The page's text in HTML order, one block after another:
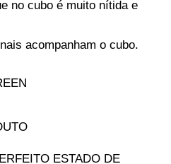
no cubo é muito nítida e
acompanham o cubo.
ESTADO DE